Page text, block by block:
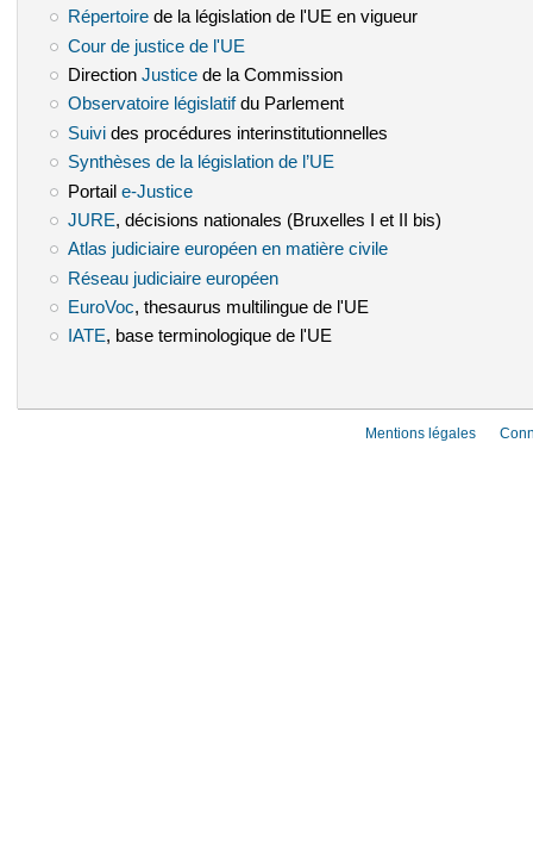
Répertoire(le lien est externe)
de la législation de l'UE en vigueur
Cour de justice de l'UE
Direction Justice(le lien est externe)
de la Commission
Observatoire législatif(le lien est externe)
du Parlement
Suivi(le lien est externe)
des procédures interinstitutionnelles
Synthèses de la législation de l’UE
Portail e-Justice(le lien est externe)
JURE (le lien est externe)
, décisions nationales (Bruxelles I et II bis)
Atlas judiciaire européen en matière civile(le lien est externe)
Réseau judiciaire européen(le lien est externe)
EuroVoc (le lien est externe)
, thesaurus multilingue de l'UE
IATE(le lien est externe)
, base terminologique de l'UE
Mentions légales